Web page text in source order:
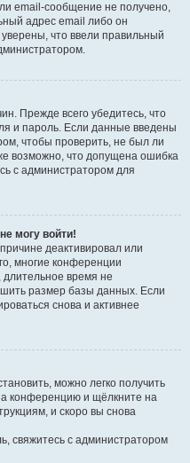
email-сообщение не получено,
адрес email либо он
что ввели правильный
Прежде всего убедитесь, что
и пароль. Если данные введены
чтобы проверить, не был ли
возможно, что допущена ошибка
с администратором для
могу войти!
деактивировал или
многие конференции
длительное время не
размер базы данных. Если
снова и активнее
можно легко получить
конференцию и щёлкните на
и скоро вы снова
свяжитесь с администратором